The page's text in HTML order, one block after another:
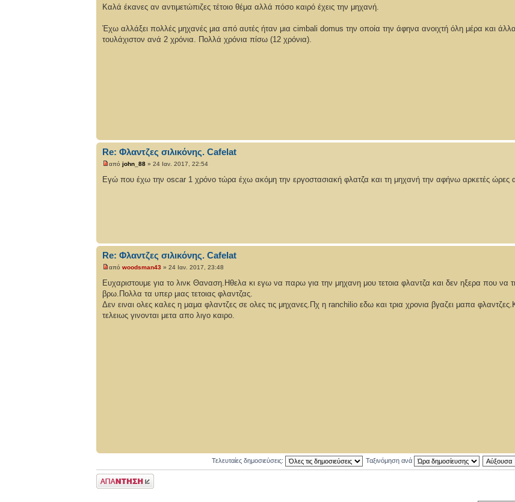
Καλά έκανες αν αντιμετώπιζες τέτοιο θέμα αλλά πόσο καιρό έχεις την μηχανή.
Έχω αλλάξει πολλές μηχανές μια από αυτές ήταν μια cimbali domus την οποία την άφηνα ανοιχτή όλη μέρα και
τουλάχιστον ανά 2 χρόνια. Πολλά χρόνια πίσω (12 χρόνια).
Re: Φλαντζες σιλικόνης. Cafelat
από john_88 » 24 Ιαν. 2017, 22:54
Εγώ που έχω την oscar 1 χρόνο τώρα έχω ακόμη την εργοστασιακή φλατζα και τη μηχανή την αφήνω αρκετές ώρες
Re: Φλαντζες σιλικόνης. Cafelat
από woodsman43 » 24 Ιαν. 2017, 23:48
Ευχαριστουμε για το λινκ Θαναση.Ηθελα κι εγω να παρω για την μηχανη μου τετοια φλαντζα και δεν ηξερα που να
βρω.Πολλα τα υπερ μιας τετοιας φλαντζας.
Δεν ειναι ολες καλες η μαμα φλαντζες σε ολες τις μηχανες.Πχ η ranchilio εδω και τρια χρονια βγαζει μαπα
τελειως γινονται μετα απο λιγο καιρο.
Τελευταίες δημοσιεύσεις: Ταξινόμηση ανά
Δημιουργία
απάντησης